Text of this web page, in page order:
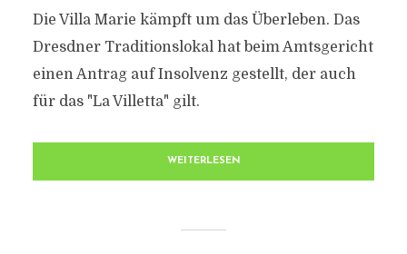
Die Villa Marie kämpft um das Überleben. Das
Dresdner Traditionslokal hat beim Amtsgericht
einen Antrag auf Insolvenz gestellt, der auch
für das "La Villetta" gilt.
WEITERLESEN